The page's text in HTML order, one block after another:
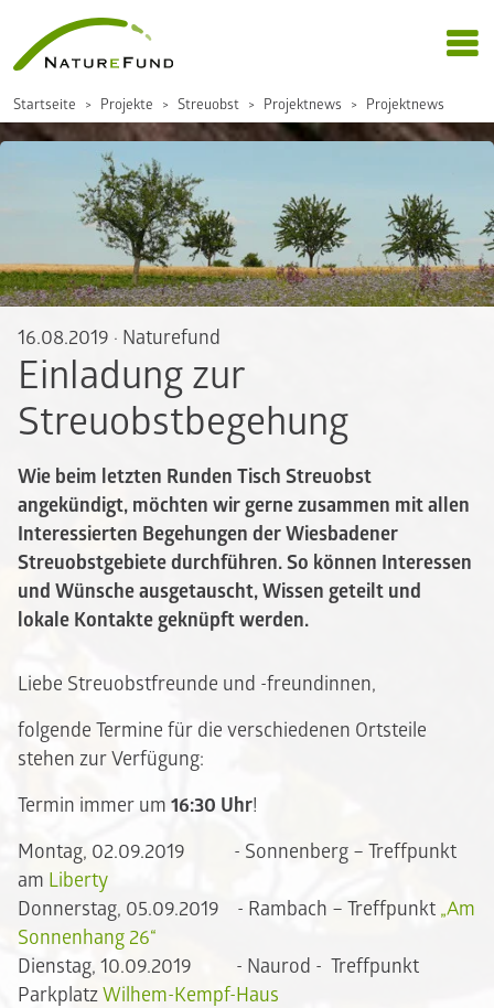
Startseite Projekte Streuobst Projektnews Projektnews
16.08.2019 · Naturefund
Einladung zur
Streuobstbegehung
Wie beim letzten Runden Tisch Streuobst
angekündigt, möchten wir gerne zusammen mit allen
Interessierten Begehungen der Wiesbadener
Streuobstgebiete durchführen. So können Interessen
und Wünsche ausgetauscht, Wissen geteilt und
lokale Kontakte geknüpft werden.
Liebe Streuobstfreunde und -freundinnen,
folgende Termine für die verschiedenen Ortsteile
stehen zur Verfügung:
Termin immer um 16:30 Uhr!
Montag, 02.09.2019 - Sonnenberg – Treffpunkt
am Liberty
Donnerstag, 05.09.2019 - Rambach – Treffpunkt „Am
Sonnenhang 26“
Dienstag, 10.09.2019 - Naurod - Treffpunkt
ParkplatzWilhem-Kempf-Haus